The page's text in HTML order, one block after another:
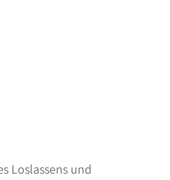
Loslassens und